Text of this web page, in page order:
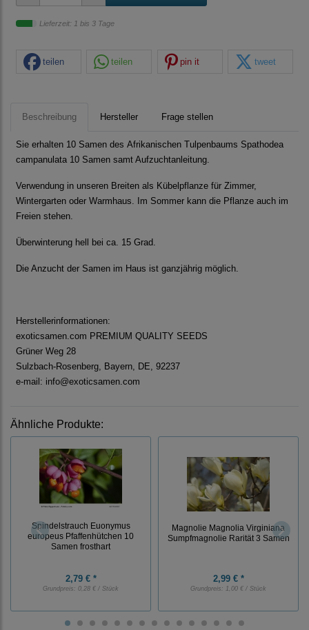
Lieferzeit: 1 bis 3 Tage
teilen teilen pin it tweet
Beschreibung Hersteller Frage stellen
Sie erhalten 10 Samen des Afrikanischen Tulpenbaums Spathodea
campanulata 10 Samen samt Aufzuchtanleitung.
Verwendung in unseren Breiten als Kübelpflanze für Zimmer,
Wintergarten oder Warmhaus. Im Sommer kann die Pflanze auch im
Freien stehen.
Überwinterung hell bei ca. 15 Grad.
Die Anzucht der Samen im Haus ist ganzjährig möglich.
Herstellerinformationen:
exoticsamen.com PREMIUM QUALITY SEEDS
Grüner Weg 28
Sulzbach-Rosenberg, Bayern, DE, 92237
e-mail: info@exoticsamen.com
Ähnliche Produkte:
Spindelstrauch Euonymus
europeus Pfaffenhütchen 10
Samen frosthart
2,79 € *
Grundpreis: 0,28 € / Stück
Magnolie Magnolia Virginiana
Sumpfmagnolie Rarität 3 Samen
2,99 € *
Grundpreis: 1,00 € / Stück